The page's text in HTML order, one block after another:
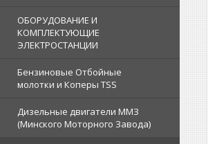
ОБОРУДОВАНИЕ И
КОМПЛЕКТУЮЩИЕ
ЭЛЕКТРОСТАНЦИИ
Бензиновые Отбойные
молотки и Коперы TSS
Дизельные двигатели ММЗ
(Минского Моторного Завода)